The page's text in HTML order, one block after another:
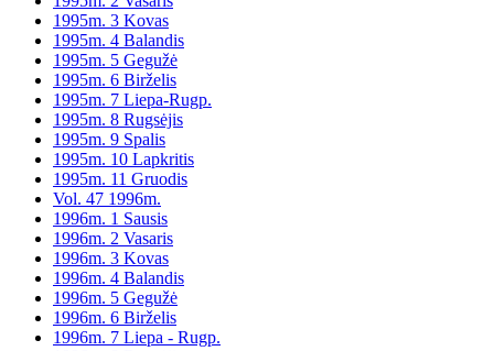
1995m. 3 Kovas
1995m. 4 Balandis
1995m. 5 Gegužė
1995m. 6 Birželis
1995m. 7 Liepa-Rugp.
1995m. 8 Rugsėjis
1995m. 9 Spalis
1995m. 10 Lapkritis
1995m. 11 Gruodis
Vol. 47 1996m.
1996m. 1 Sausis
1996m. 2 Vasaris
1996m. 3 Kovas
1996m. 4 Balandis
1996m. 5 Gegužė
1996m. 6 Birželis
1996m. 7 Liepa - Rugp.